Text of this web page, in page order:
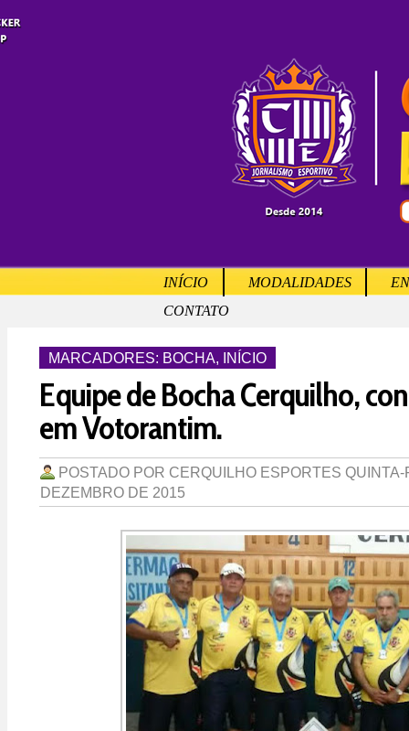
INÍCIO MODALIDADES
CONTATO
MARCADORES: BOCHA, INÍCIO
Equipe de Bocha Cerquilho,
em Votorantim.
POSTADO POR CERQUILHO ESPORTES QUINTA-
DEZEMBRO DE 2015